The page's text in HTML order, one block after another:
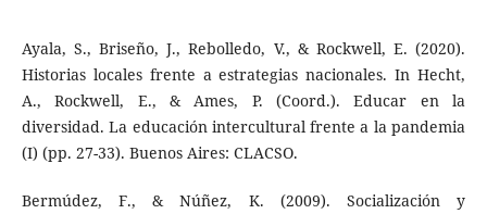
Ayala, S., Briseño, J., Rebolledo, V., & Rockwell, E. (2020).
Historias locales frente a estrategias nacionales. In Hecht,
A., Rockwell, E., & Ames, P. (Coord.). Educar en la
diversidad. La educación intercultural frente a la pandemia
(I) (pp. 27-33). Buenos Aires: CLACSO.
Bermúdez, F., & Núñez, K. (2009). Socialización y